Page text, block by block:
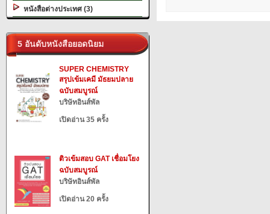
หนังสือต่างประเทศ (3)
5 อันดับหนังสือยอดนิยม
SUPER CHEMISTRY
สรุปเข้มเคมี มัธยมปลาย
ฉบับสมบูรณ์
บริษัทอินส์พัล
เปิดอ่าน 35 ครั้ง
ติวเข้มสอบ GAT เชื่อมโยง
ฉบับสมบูรณ์
บริษัทอินส์พัล
เปิดอ่าน 20 ครั้ง